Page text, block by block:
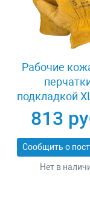
Рабочие
подкладкой
МАСТЕР
813
Нет в